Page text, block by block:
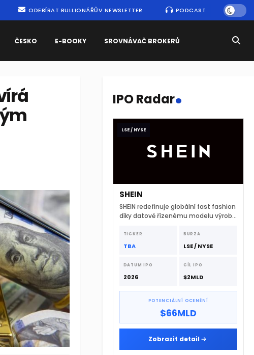
ODEBÍRAT BULLIONÁŘŮV NEWSLETTER PODCAST
ČESKO E-BOOKY SROVNÁVAČ BROKERŮ
IPO Radar.
LSE / NYSE
SHEIN
SHEIN redefinuje globální fast fashion
díky datově řízenému modelu výroby
dodavatelskému řetězci.
TICKER
TBA
BURZA
LSE / NYSE
DATUM IPO
2026
CÍL IPO
$2MLD
POTENCIÁLNÍ OCENĚNÍ
$66MLD
Zobrazit detail